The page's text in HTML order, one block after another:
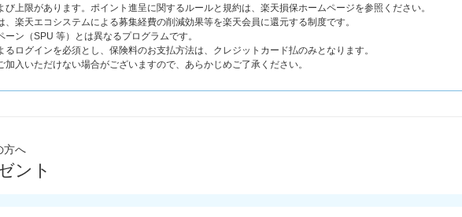
上限があります。ポイント進呈に関するルールと規約は、楽天損保ホームページを参照ください。
楽天エコシステムによる募集経費の削減効果等を楽天会員に還元する制度です。
ン（SPU 等）とは異なるプログラムです。
ログインを必須とし、保険料のお支払方法は、クレジットカード払のみとなります。
入いただけない場合がございますので、あらかじめご了承ください。
方へ
ント